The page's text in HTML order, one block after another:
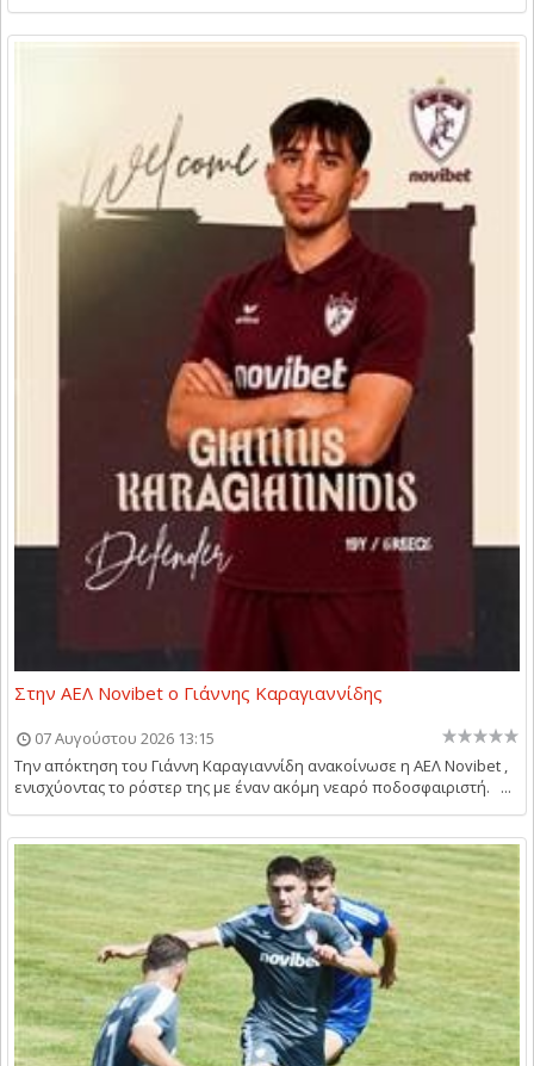
Στην ΑΕΛ Novibet ο Γιάννης Καραγιαννίδης
07 Αυγούστου 2026 13:15
Την απόκτηση του Γιάννη Καραγιαννίδη ανακοίνωσε η ΑΕΛ Novibet ,
ενισχύοντας το ρόστερ της με έναν ακόμη νεαρό ποδοσφαιριστή. ...